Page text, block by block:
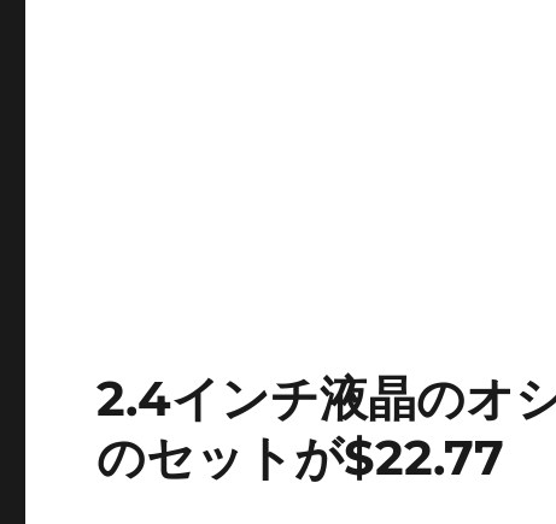
2.4インチ液晶のオ
のセットが$22.77